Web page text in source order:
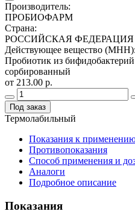
Производитель:
ПРОБИОФАРМ
Страна:
РОССИЙСКАЯ ФЕДЕРАЦИЯ
Действующее вещество (МНН):
Пробиотик из
сорбированный
от 213.00 р.
Под заказ
Термолабильный
Показания к
Противопоказания
Способ применения и
Аналоги
Подробное описание
Показания